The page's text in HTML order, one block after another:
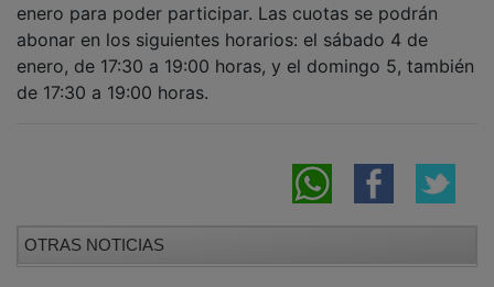
enero para poder participar. Las cuotas se podrán
abonar en los siguientes horarios: el sábado 4 de
enero, de 17:30 a 19:00 horas, y el domingo 5, también
de 17:30 a 19:00 horas.
OTRAS NOTICIAS